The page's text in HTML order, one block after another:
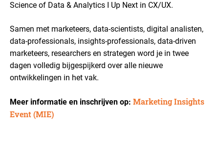
Science of Data & Analytics I Up Next in CX/UX.
Samen met marketeers, data-scientists, digital analisten,
data-professionals, insights-professionals, data-driven
marketeers, researchers en strategen word je in twee
dagen volledig bijgespijkerd over alle nieuwe
ontwikkelingen in het vak.
Meer informatie en inschrijven op: Marketing Insights
Event (MIE)